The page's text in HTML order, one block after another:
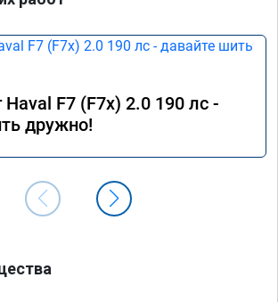
F7 (F7x) 2.0 190 лс -
дружно!